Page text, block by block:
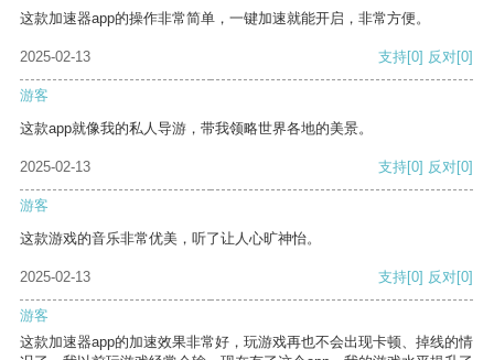
这款加速器app的操作非常简单，一键加速就能开启，非常方便。
2025-02-13 支持[0] 反对[0]
游客
这款app就像我的私人导游，带我领略世界各地的美景。
2025-02-13 支持[0] 反对[0]
游客
这款游戏的音乐非常优美，听了让人心旷神怡。
2025-02-13 支持[0] 反对[0]
游客
这款加速器app的加速效果非常好，玩游戏再也不会出现卡顿、掉线的情